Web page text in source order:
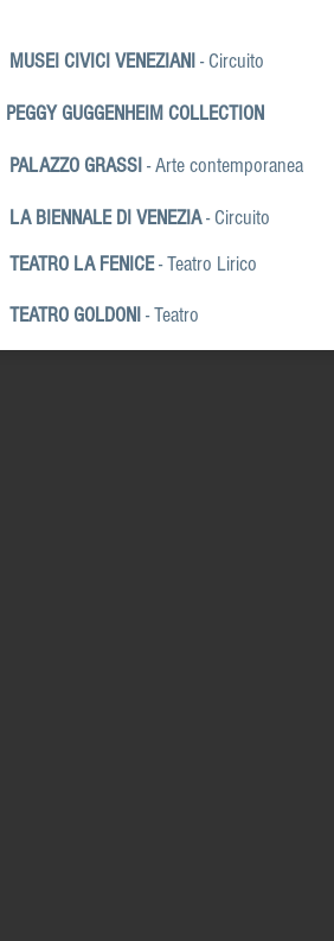
MUSEI CIVICI VENEZIANI - Circuito
PEGGY GUGGENHEIM COLLECTION
PALAZZO GRASSI - Arte contemporanea
LA BIENNALE DI VENEZIA- Circuito
TEATRO LA FENICE- Teatro Lirico
TEATRO GOLDONI - Teatro